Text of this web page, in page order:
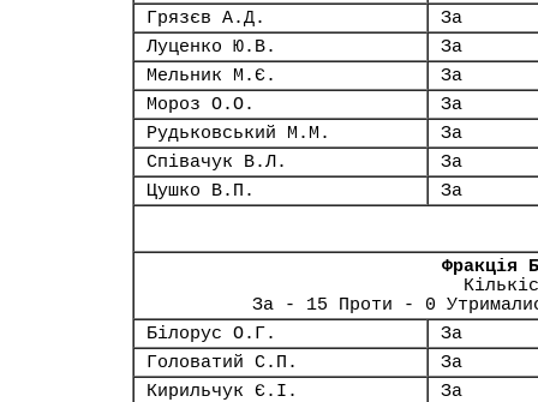
Грязєв А.Д.
За
Луценко Ю.В.
За
Мельник М.Є.
За
Мороз О.О.
За
Рудьковський М.М.
За
Співачук В.Л.
За
Цушко В.П.
За
Фракція
За - 15 Проти - 0
Білорус О.Г.
За
Головатий С.П.
За
Кирильчук Є.І.
За